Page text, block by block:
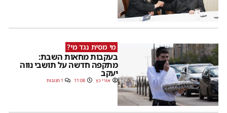
מי מסית נגד מי?
בעקבות מחאות השבת:
מתקפה חדשה על תושבי נווה
יעקב
אורי כץ 11:08 1 תגובות